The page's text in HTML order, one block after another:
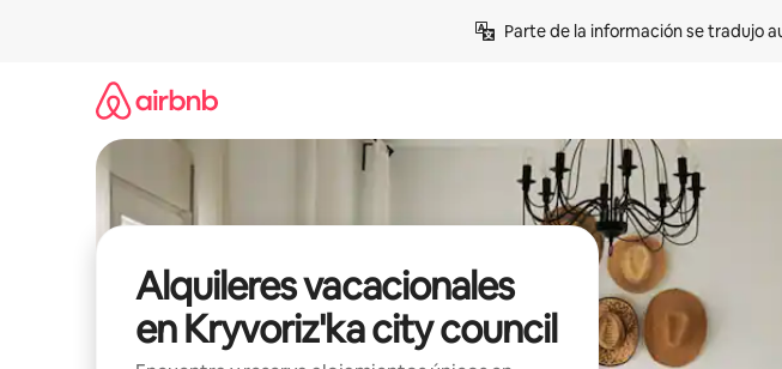
Parte de la información se tradujo
Alquileres vacacionales
en Kryvoriz'ka city council